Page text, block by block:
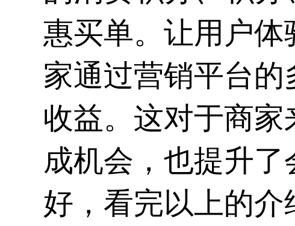
惠买单。让用户
家通过营销平台
收益。这对于商
成机会，也提升了
好，看完以上的